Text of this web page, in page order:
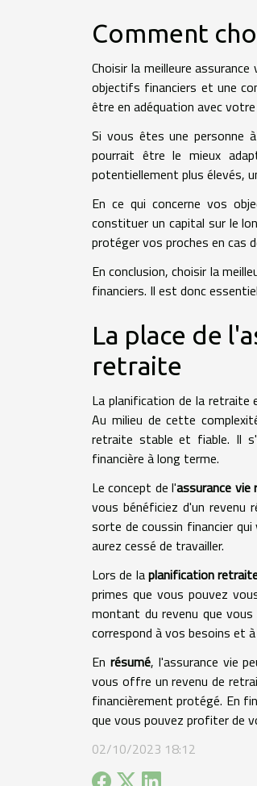
Comment
Choisir la meilleure
objectifs financiers et une
être en adéquation avec
Si vous êtes une personne
pourrait être le mieux
potentiellement plus élevés,
En ce qui concerne vos
constituer un capital sur le
protéger vos proches en cas
En conclusion, choisir la
financiers. Il est donc
La place de
retraite
La planification de la retraite
Au milieu de cette
retraite stable et fiable. Il
financière à long terme.
Le concept de l'assurance
vous bénéficiez d'un revenu
sorte de coussin financier
aurez cessé de travailler.
Lors de laplanification
primes que vous pouvez
montant du revenu que
correspond à vos besoins et
En résumé, l'assurance vie
vous offre un revenu de
financièrement protégé. En
que vous pouvez profiter de
02/10/2023 18:12